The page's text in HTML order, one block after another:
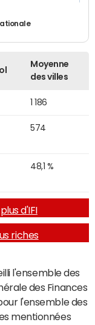
Moyenne
des villes
1 186
574
48,1 %
d'IFI
riches
l'ensemble des
des Finances
l'ensemble des
mentionnées